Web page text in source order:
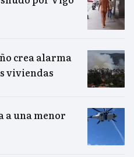
crea alarma
viviendas
a una menor